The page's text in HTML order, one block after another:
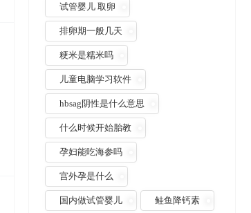
试管婴儿 取卵
排卵期一般几天
粳米是糯米吗
儿童电脑学习软件
hbsag阴性是什么意思
什么时候开始胎教
孕妇能吃海参吗
宫外孕是什么
国内做试管婴儿 鲑鱼降钙素